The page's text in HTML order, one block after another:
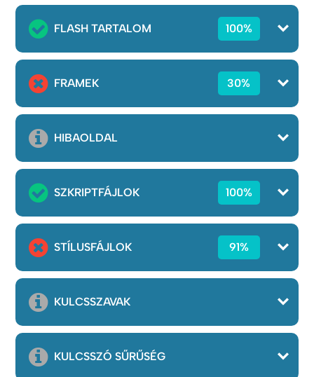
FLASH TARTALOM 100%
FRAMEK 30%
HIBAOLDAL
SZKRIPTFÁJLOK 100%
STÍLUSFÁJLOK 91%
KULCSSZAVAK
KULCSSZÓ SŰRŰSÉG